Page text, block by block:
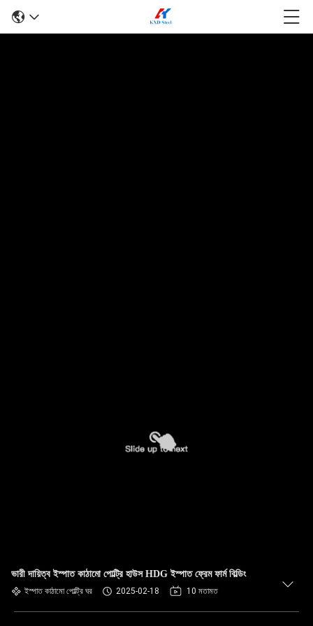
ভারী দায়িত্ব ইস্পাত কাঠামো পোল্ট্রি হাউস HDG ইস্পাত ফ্রেম ফার্ম বিল্ডিং
ইস্পাত কাঠামো পোল্ট্রি ঘর 2025-02-18 10 মতামত